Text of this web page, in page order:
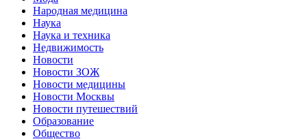
Народная медицина
Наука
Наука и техника
Недвижимость
Новости
Новости ЗОЖ
Новости медицины
Новости Москвы
Новости путешествий
Образование
Общество